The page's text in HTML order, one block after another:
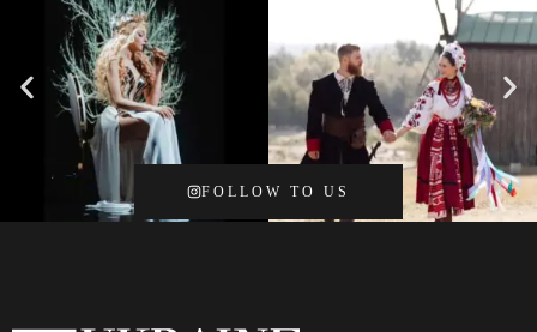
FOLLOW TO US